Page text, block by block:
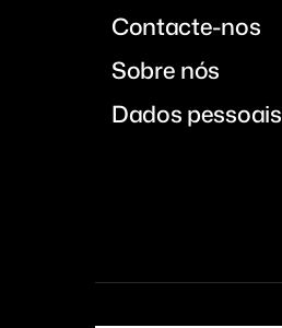
Contacte-nos
Sobre nós
Dados pessoais